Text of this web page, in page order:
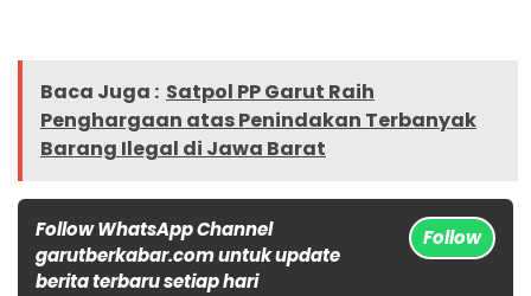
Baca Juga : Satpol PP Garut Raih
Penghargaan atas Penindakan Terbanyak
Barang Ilegal di Jawa Barat
Follow WhatsApp Channel
garutberkabar.com untuk update
berita terbaru setiap hari
Follow